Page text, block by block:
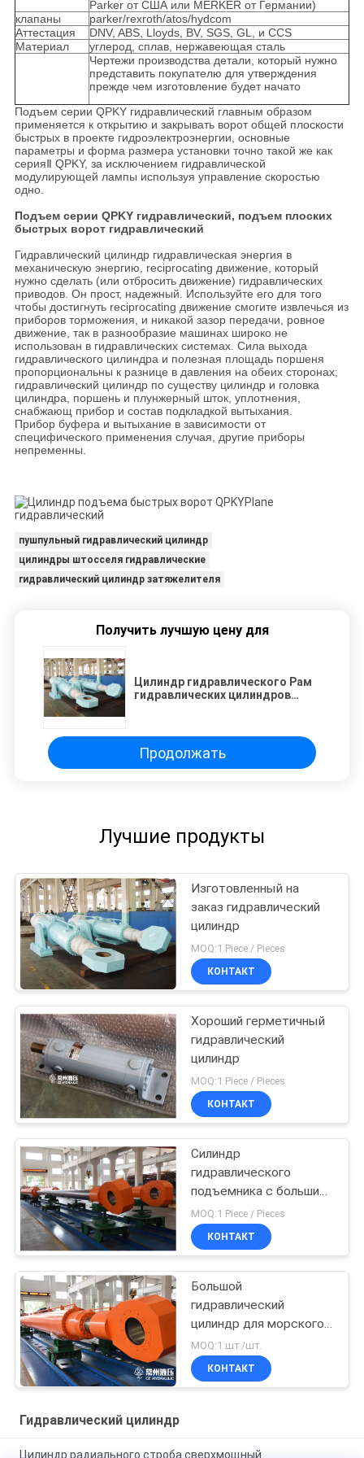
Parker от США или MERKER от Германии)
клапаны
parker/rexroth/atos/hydcom
Аттестация
DNV, ABS, Lloyds, BV, SGS, GL, и CCS
Материал
углерод, сплав, нержавеющая сталь
Чертежи производства детали, который нужно
представить покупателю для утверждения
прежде чем изготовление будет начато
Подъем серии QPKY гидравлический главным образом
применяется к открытию и закрывать ворот общей плоскости
быстрых в проекте гидроэлектроэнергии, основные
параметры и форма размера установки точно такой же как
серияⅡ QPKY, за исключением гидравлической
модулирующей лампы используя управление скоростью
одно.
Подъем серии QPKY гидравлический, подъем плоских
быстрых ворот гидравлический
Гидравлический цилиндр гидравлическая энергия в
механическую энергию, reciprocating движение, который
нужно сделать (или отбросить движение) гидравлических
приводов. Он прост, надежный. Используйте его для того
чтобы достигнуть reciprocating движение смогите извлечься из
приборов торможения, и никакой зазор передачи, ровное
движение, так в разнообразие машинах широко не
использован в гидравлических системах. Сила выхода
гидравлического цилиндра и полезная площадь поршеня
пропорциональны к разнице в давления на обеих сторонах;
гидравлический цилиндр по существу цилиндр и головка
цилиндра, поршень и плунжерный шток, уплотнения,
снабжающ прибор и состав подкладкой вытыхания.
Прибор буфера и вытыхание в зависимости от
специфического применения случая, другие приборы
непременны.
пушпульный гидравлический цилиндр
цилиндры штосселя гидравлические
гидравлический цилиндр затяжелителя
Получить лучшую цену для
Цилиндр гидравлического Рам
гидравлических цилиндров
Продолжать
Лучшие продукты
Изготовленный на
заказ гидравлический
цилиндр
MOQ:1 Piece / Pieces
КОНТАКТ
Хороший герметичный
гидравлический
цилиндр
MOQ:1 Piece / Pieces
КОНТАКТ
Силиндр
гидравлического
подъемника с большим
отверстием
MOQ:1 Piece / Pieces
КОНТАКТ
Большой
гидравлический
цилиндр для морского
инженерного судна
MOQ:1 шт./шт.
КОНТАКТ
Гидравлический цилиндр
Цилиндр радиального строба сверхмощный